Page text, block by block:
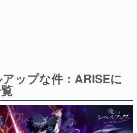
ンツ産業やカルチャーに与えた影響を探る企
ルゲーム産業史
ゲーム史における主要なトピック・タイト
か、開発者へのインタビューや識者による
20年の歴史が一望できる決定版！
ップな件：ARISEに